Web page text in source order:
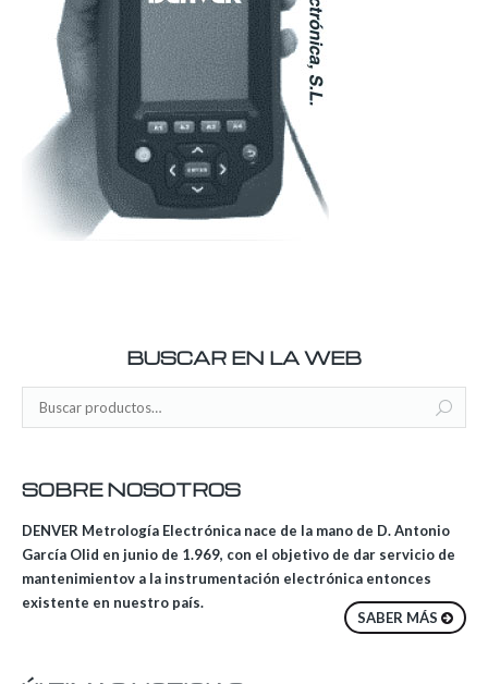
BUSCAR EN LA WEB
SOBRE NOSOTROS
DENVER Metrología Electrónica nace de la mano de D. Antonio
García Olid en junio de 1.969, con el objetivo de dar servicio de
mantenimientov a la instrumentación electrónica entonces
existente en nuestro país.
SABER MÁS